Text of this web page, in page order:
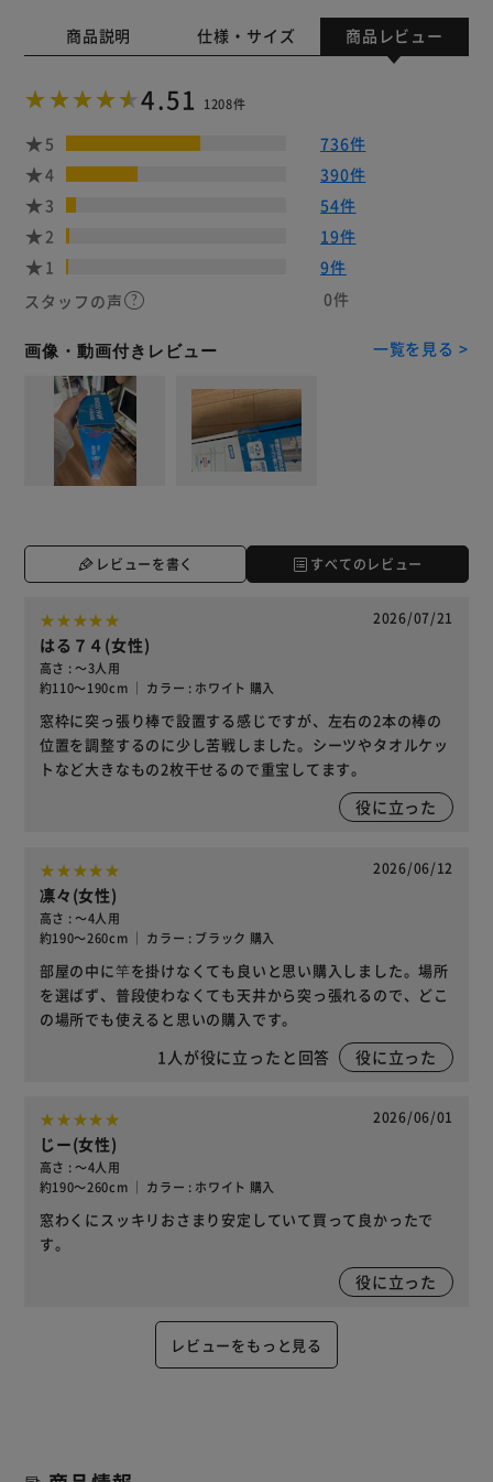
商品説明 仕様・サイズ 商品レビュー
4.51 1208件
5
736件
4
390件
3
54件
2
19件
1
9件
スタッフの声
0件
画像・動画付きレビュー 一覧を見る >
レビューを書く すべてのレビュー
2026/07/21
はる７４(女性)
高さ : ～3人用
約110～190cm ｜ カラー : ホワイト 購入
窓枠に突っ張り棒で設置する感じですが、左右の2本の棒の
位置を調整するのに少し苦戦しました。シーツやタオルケッ
トなど大きなもの2枚干せるので重宝してます。
役に立った
2026/06/12
凛々(女性)
高さ : ～4人用
約190～260cm ｜ カラー : ブラック 購入
部屋の中に竿を掛けなくても良いと思い購入しました。場所
を選ばず、普段使わなくても天井から突っ張れるので、どこ
の場所でも使えると思いの購入です。
1 人が役に立ったと回答 役に立った
2026/06/01
じー(女性)
高さ : ～4人用
約190～260cm ｜ カラー : ホワイト 購入
窓わくにスッキリおさまり安定していて買って良かったで
す。
役に立った
レビューをもっと見る